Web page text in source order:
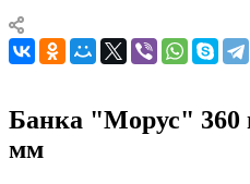
Банка "Морус" 360
мм